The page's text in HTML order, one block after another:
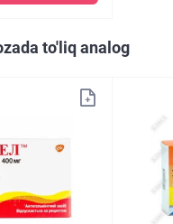
to'liq analog